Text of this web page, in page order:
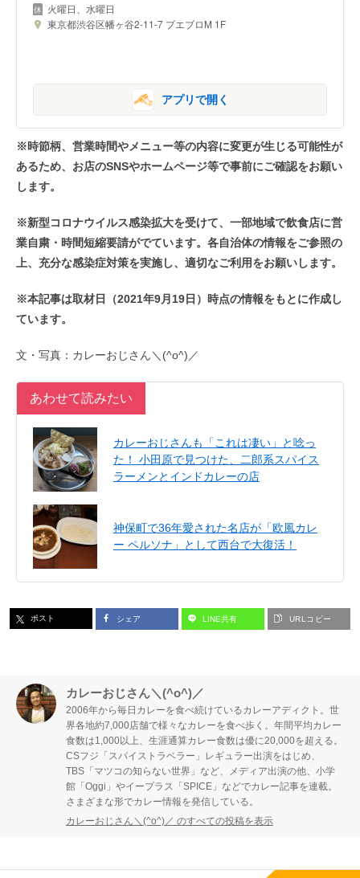
火曜日、水曜日
東京都渋谷区幡ヶ谷2-11-7 プエブロM 1F
アプリで開く
※時節柄、営業時間やメニュー等の内容に変更が生じる可能性が
あるため、お店のSNSやホームページ等で事前にご確認をお願い
します。
※新型コロナウイルス感染拡大を受けて、一部地域で飲食店に営
業自粛・時間短縮要請がでています。各自治体の情報をご参照の
上、充分な感染症対策を実施し、適切なご利用をお願いします。
※本記事は取材日（2021年9月19日）時点の情報をもとに作成し
ています。
文・写真：カレーおじさん＼(^o^)／
あわせて読みたい
カレーおじさんも「これは凄い」と唸っ
た！ 小田原で見つけた、二郎系スパイス
ラーメンとインドカレーの店
神保町で36年愛された名店が「欧風カレ
ー ペルソナ」として西台で大復活！
ポスト シェア LINE共有 URLコピー
カレーおじさん＼(^o^)／
2006年から毎日カレーを食べ続けているカレーアディクト。世
界各地約7,000店舗で様々なカレーを食べ歩く。年間平均カレー
食数は1,000以上、生涯通算カレー食数は優に20,000を超える。
CSフジ「スパイストラベラー」レギュラー出演をはじめ、
TBS「マツコの知らない世界」など、メディア出演の他、小学
館「Oggi」やイープラス「SPICE」などでカレー記事を連載。
さまざまな形でカレー情報を発信している。
カレーおじさん＼(^o^)／ のすべての投稿を表示